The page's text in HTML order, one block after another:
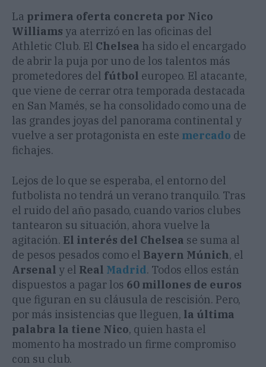
La primera oferta concreta por Nico
Williams ya aterrizó en las oficinas del
Athletic Club. El Chelsea ha sido el encargado
de abrir la puja por uno de los talentos más
prometedores del fútbol europeo. El atacante,
que viene de cerrar otra temporada destacada
en San Mamés, se ha consolidado como una de
las grandes joyas del panorama continental y
vuelve a ser protagonista en este mercado de
fichajes.
Lejos de lo que se esperaba, el entorno del
futbolista no tendrá un verano tranquilo. Tras
el ruido del año pasado, cuando varios clubes
tantearon su situación, ahora vuelve la
agitación. El interés del Chelsea se suma al
de pesos pesados como el Bayern Múnich, el
Arsenal y el Real Madrid. Todos ellos están
dispuestos a pagar los 60 millones de euros
que figuran en su cláusula de rescisión. Pero,
por más insistencias que lleguen, la última
palabra la tiene Nico, quien hasta el
momento ha mostrado un firme compromiso
con su club.